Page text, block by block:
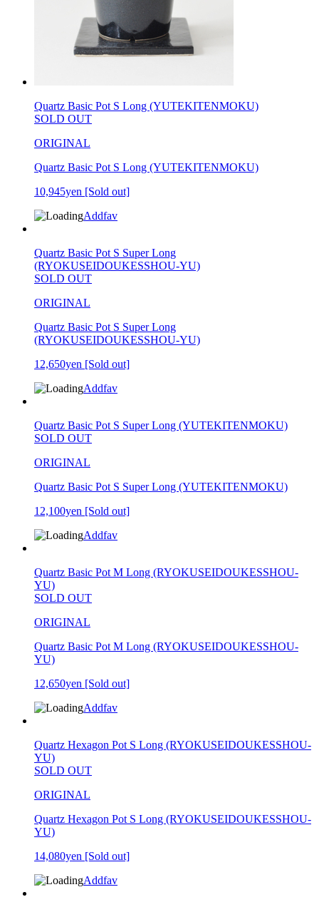
Quartz Basic Pot S Long (YUTEKITENMOKU)
SOLD OUT
ORIGINAL
Quartz Basic Pot S Long (YUTEKITENMOKU)
10,945yen [Sold out]
Addfav
Quartz Basic Pot S Super Long
(RYOKUSEIDOUKESSHOU-YU)
SOLD OUT
ORIGINAL
Quartz Basic Pot S Super Long
(RYOKUSEIDOUKESSHOU-YU)
12,650yen [Sold out]
Addfav
Quartz Basic Pot S Super Long (YUTEKITENMOKU)
SOLD OUT
ORIGINAL
Quartz Basic Pot S Super Long (YUTEKITENMOKU)
12,100yen [Sold out]
Addfav
Quartz Basic Pot M Long (RYOKUSEIDOUKESSHOU-
YU)
SOLD OUT
ORIGINAL
Quartz Basic Pot M Long (RYOKUSEIDOUKESSHOU-
YU)
12,650yen [Sold out]
Addfav
Quartz Hexagon Pot S Long (RYOKUSEIDOUKESSHOU-
YU)
SOLD OUT
ORIGINAL
Quartz Hexagon Pot S Long (RYOKUSEIDOUKESSHOU-
YU)
14,080yen [Sold out]
Addfav